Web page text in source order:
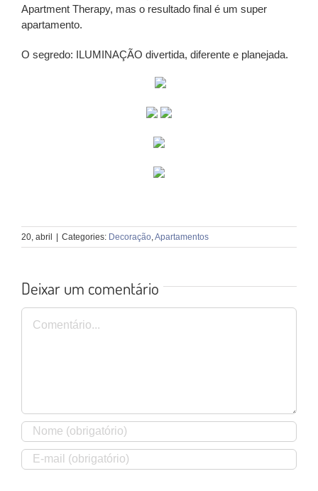
Apartment Therapy, mas o resultado final é um super
apartamento.
O segredo: ILUMINAÇÃO divertida, diferente e planejada.
20, abril Categories: Decoração,Apartamentos
Deixar um comentário
Comentário